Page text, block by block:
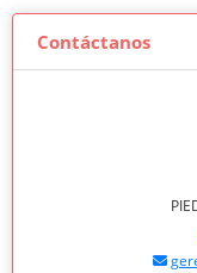
Contáctanos